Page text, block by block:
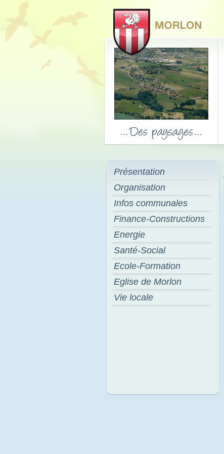
Présentation
Organisation
Infos communales
Finance-Constructions
Energie
Santé-Social
Ecole-Formation
Eglise de Morlon
Vie locale